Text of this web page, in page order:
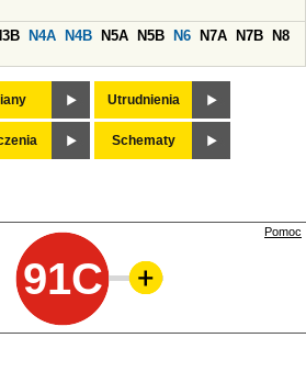
N4A N4B N5A N5B N6 N7A N7B
N8
Utrudnienia
Schematy
91C
Pomoc